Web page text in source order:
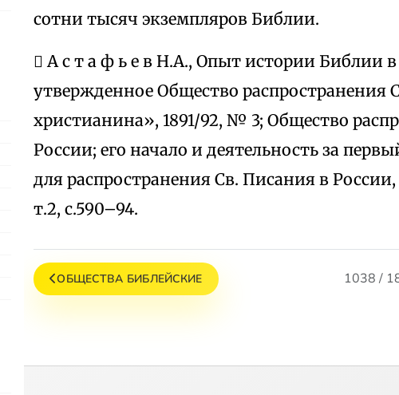
сотни тысяч экземпляров Библии.
 А с т а ф ь е в Н.А., Опыт истории Библии
утвержденное Общество распространения
христианина», 1891/92, № 3; Общество
России; его начало и деятельность за
для распространения Св. Писания в
т.2, с.590–94.
ОБЩЕСТВА БИБЛЕЙСКИЕ 1038 /